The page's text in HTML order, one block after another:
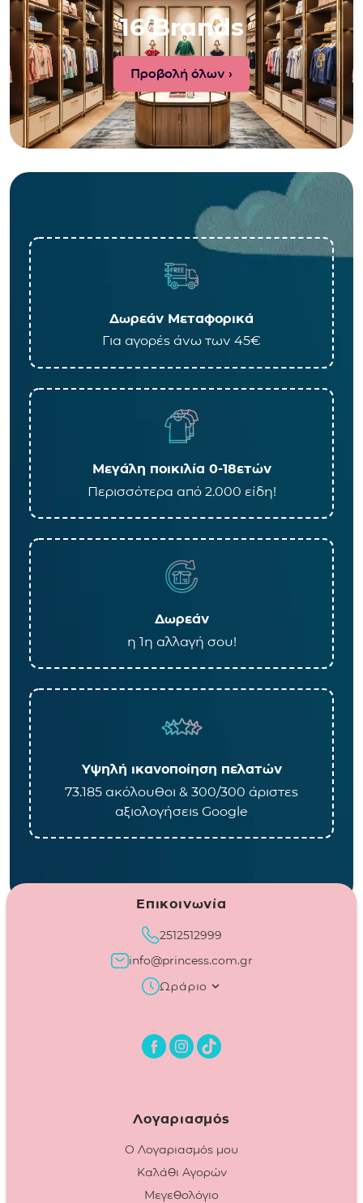
16 Brands
Προβολή όλων ›
Δωρεάν Μεταφορικά
Για αγορές άνω των 45€
Μεγάλη ποικιλία 0-18ετών
Περισσότερα από 2.000 είδη!
Δωρεάν
η 1η αλλαγή σου!
Υψηλή ικανοποίηση πελατών
73.185 ακόλουθοι & 300/300 άριστες
αξιολογήσεις Google
Επικοινωνία
2512512999
info@princess.com.gr
Ωράριο
Λογαριασμός
Ο Λογαριασμός μου
Καλάθι Αγορών
Μεγεθολόγιο